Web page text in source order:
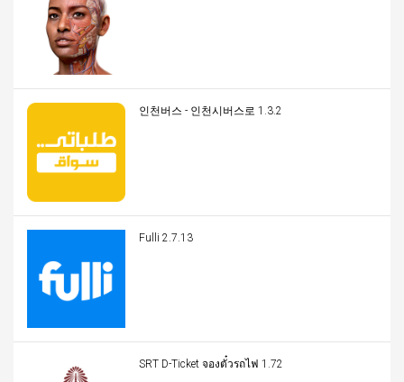
인천버스 - 인천시버스로 1.3.2
Fulli 2.7.13
SRT D-Ticket จองตั๋วรถไฟ 1.72